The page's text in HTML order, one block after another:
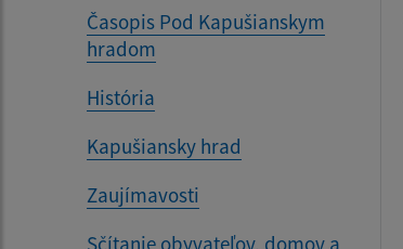
Časopis Pod Kapušianskym
hradom
História
Kapušiansky hrad
Zaujímavosti
Sčítanie obyvateľov, domov a